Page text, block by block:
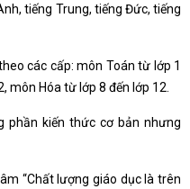
tiếng Trung, tiếng Đức, tiếng
các cấp: môn Toán từ lớp 1
môn Hóa từ lớp 8 đến lớp 12.
phần kiến thức cơ bản nhưng
“Chất lượng giáo dục là trên